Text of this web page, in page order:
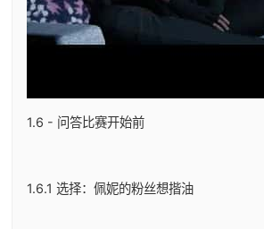
1.6 - 问答比赛开始前
1.6.1 选择：佩妮的粉丝想揩油